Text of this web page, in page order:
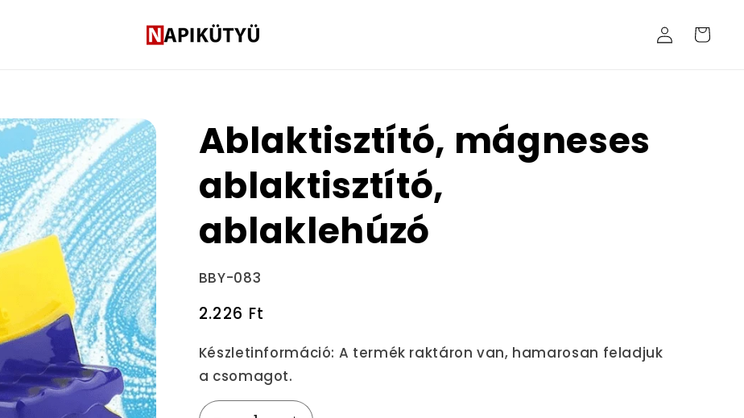
Bejelentkezés
Kosár
Ablaktisztító, mágneses
ablaktisztító,
ablaklehúzó
Termékváltozat:
BBY-083
Normál
2.226 Ft
Készletinformáció: A termék raktáron van, hamarosan feladjuk
a csomagot.